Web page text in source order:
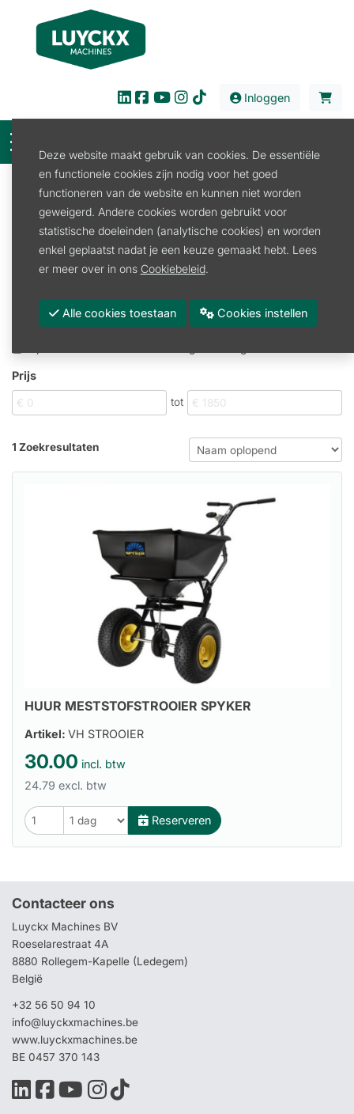
Inloggen
Filter
Verhuur
Strooier
Meststofstrooier
Promoties
Voorraad
Prijs
tot
1 Zoekresultaten
HUUR MESTSTOFSTROOIER SPYKER
Artikel: VH STROOIER
30.00 incl. btw
24.79 excl. btw
Reserveren
Contacteer ons
Luyckx Machines BV
Roeselarestraat 4A
8880 Rollegem-Kapelle (Ledegem)
België
+32 56 50 94 10
info@luyckxmachines.be
www.luyckxmachines.be
BE 0457 370 143
Deze website maakt gebruik van cookies. De essentiële
en functionele cookies zijn nodig voor het goed
functioneren van de website en kunnen niet worden
geweigerd. Andere cookies worden gebruikt voor
statistische doeleinden (analytische cookies) en worden
enkel geplaatst nadat je een keuze gemaakt hebt. Lees
er meer over in ons Cookiebeleid.
Alle cookies toestaan Cookies instellen